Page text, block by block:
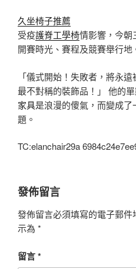
久坐椅子推薦
受疫護脊工學椅情影響，今朝
開賽時光、賽程及競賽舉行地
「儀式開始！失敗者，將永
最不對稱的裝飾品！」 他的
家具是浪漫的傻氣，而變成
題。
TC:elanchair29a
發佈留言
發佈留言必須填寫的電子郵件
示為 *
留言*